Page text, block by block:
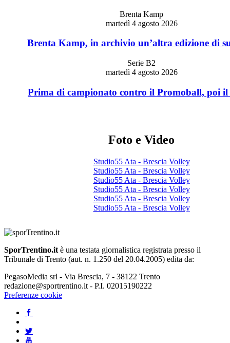
Brenta Kamp
martedì 4 agosto 2026
Brenta Kamp, in archivio un’altra edizione di
Serie B2
martedì 4 agosto 2026
Prima di campionato contro il Promoball, poi
Foto e Video
Studio55 Ata - Brescia Volley
Studio55 Ata - Brescia Volley
Studio55 Ata - Brescia Volley
Studio55 Ata - Brescia Volley
Studio55 Ata - Brescia Volley
Studio55 Ata - Brescia Volley
SporTrentino.it è una testata giornalistica registrata presso il
Tribunale di Trento (aut. n. 1.250 del 20.04.2005) edita da:
PegasoMedia srl - Via Brescia, 7 - 38122 Trento
redazione@sportrentino.it - P.I. 02015190222
Preferenze cookie